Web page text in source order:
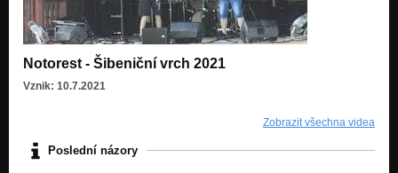
Notorest - Šibeniční vrch 2021
Vznik: 10.7.2021
Zobrazit všechna videa
Poslední názory